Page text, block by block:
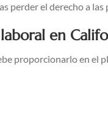
perder el derecho a las
en
proporcionarlo en el